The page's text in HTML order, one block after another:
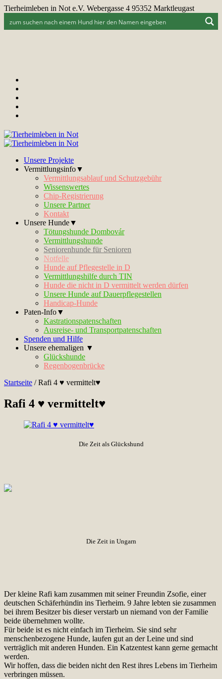
Tierheimleben in Not e.V. Webergasse 4 95352 Marktleugast
Unsere Projekte
Vermittlungsinfo▼
Vermittlungsablauf und Schutzgebühr
Wissenswertes
Chip-Registrierung
Unsere Partner
Kontakt
Unsere Hunde▼
Tötungshunde Dombovár
Vermittlungshunde
Seniorenhunde für Senioren
Notfelle
Hunde auf Pflegestelle in D
Vermittlungshilfe durch TIN
Hunde die nicht in D vermittelt werden dürfen
Unsere Hunde auf Dauerpflegestellen
Handicap-Hunde
Paten-Info▼
Kastrationspatenschaften
Ausreise- und Transportpatenschaften
Spenden und Hilfe
Unsere ehemaligen ▼
Glückshunde
Regenbogenbrücke
Startseite /Rafi 4 ♥ vermittelt♥
Rafi 4 ♥ vermittelt♥
Die Zeit als Glückshund
Die Zeit in Ungarn
Der kleine Rafi kam zusammen mit seiner Freundin Zsofie, einer
deutschen Schäferhündin ins Tierheim. 9 Jahre lebten sie zusammen
bei ihrem Besitzer bis dieser verstarb un niemand von der Familie
beide übernehmen wollte.
Für beide ist es nicht einfach im Tierheim. Sie sind sehr
menschenbezogene Hunde, laufen gut an der Leine und sind
verträglich mit anderen Hunden. Ein Katzentest kann gerne gemacht
werden.
Wir hoffen, dass die beiden nicht den Rest ihres Lebens im Tierheim
verbringen müssen.